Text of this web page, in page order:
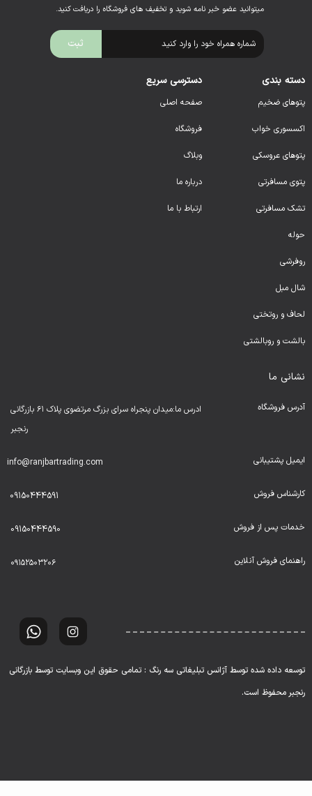
میتوانید عضو خبر نامه شوید و تخفیف های فروشگاه را دریافت کنید.
دسته بندی
پتوهای ضخیم
اکسسوری خواب
پتوهای عروسکی
پتوی مسافرتی
تشک مسافرتی
حوله
روفرشی
شال مبل
لحاف و روتختی
بالشت و روبالشتی
دسترسی سریع
صفحه اصلی
فروشگاه
وبلاگ
درباره ما
ارتباط با ما
نشانی ما
آدرس فروشگاه
ادرس ما:میدان پنجراه سرای بزرگ مرتضوی پلاک ۶۱ بازرگانی
رنجبر
ایمیل پشتیبانی info@ranjbartrading.com
کارشناس فروش 09150444591
خدمات پس از فروش 09150444590
راهنمای فروش آنلاین ۰۹۱۵۲۵۰۳۲۰۶
توسعه داده شده توسط آژانس تبلیغاتی سه رنگ : تمامی حقوق این وبسایت توسط بازرگانی
رنجبر محفوظ است.